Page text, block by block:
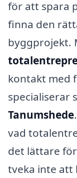
för att spara
finna den
byggprojekt.
kontakt med
specialiserar
Tanumshede
vad
det lättare
tveka inte att